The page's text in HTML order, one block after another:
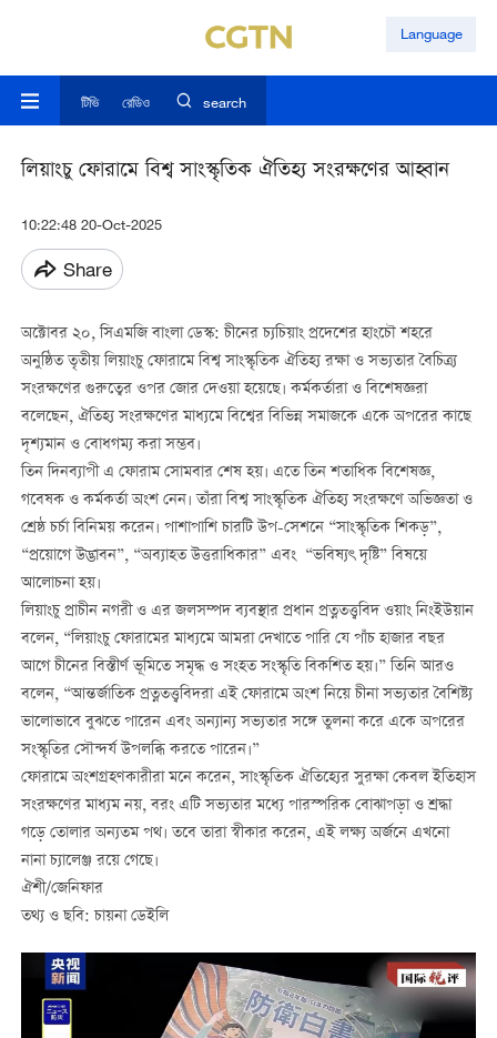
Language
টিভি রেডিও search
লিয়াংচু ফোরামে বিশ্ব সাংস্কৃতিক ঐতিহ্য সংরক্ষণের আহ্বান
10:22:48 20-Oct-2025
Share
অক্টোবর ২০, সিএমজি বাংলা ডেস্ক: চীনের চ্যচিয়াং প্রদেশের হাংচৌ শহরে
অনুষ্ঠিত তৃতীয় লিয়াংচু ফোরামে বিশ্ব সাংস্কৃতিক ঐতিহ্য রক্ষা ও সভ্যতার বৈচিত্র্য
সংরক্ষণের গুরুত্বের ওপর জোর দেওয়া হয়েছে। কর্মকর্তারা ও বিশেষজ্ঞরা
বলেছেন, ঐতিহ্য সংরক্ষণের মাধ্যমে বিশ্বের বিভিন্ন সমাজকে একে অপরের কাছে
দৃশ্যমান ও বোধগম্য করা সম্ভব।
তিন দিনব্যাপী এ ফোরাম সোমবার শেষ হয়। এতে তিন শতাধিক বিশেষজ্ঞ,
গবেষক ও কর্মকর্তা অংশ নেন। তাঁরা বিশ্ব সাংস্কৃতিক ঐতিহ্য সংরক্ষণে অভিজ্ঞতা ও
শ্রেষ্ঠ চর্চা বিনিময় করেন। পাশাপাশি চারটি উপ-সেশনে “সাংস্কৃতিক শিকড়”,
“প্রয়োগে উদ্ভাবন”, “অব্যাহত উত্তরাধিকার” এবং “ভবিষ্যৎ দৃষ্টি” বিষয়ে
আলোচনা হয়।
লিয়াংচু প্রাচীন নগরী ও এর জলসম্পদ ব্যবস্থার প্রধান প্রত্নতত্ত্ববিদ ওয়াং নিংইউয়ান
বলেন, “লিয়াংচু ফোরামের মাধ্যমে আমরা দেখাতে পারি যে পাঁচ হাজার বছর
আগে চীনের বিস্তীর্ণ ভূমিতে সমৃদ্ধ ও সংহত সংস্কৃতি বিকশিত হয়।” তিনি আরও
বলেন, “আন্তর্জাতিক প্রত্নতত্ত্ববিদরা এই ফোরামে অংশ নিয়ে চীনা সভ্যতার বৈশিষ্ট্য
ভালোভাবে বুঝতে পারেন এবং অন্যান্য সভ্যতার সঙ্গে তুলনা করে একে অপরের
সংস্কৃতির সৌন্দর্য উপলব্ধি করতে পারেন।”
ফোরামে অংশগ্রহণকারীরা মনে করেন, সাংস্কৃতিক ঐতিহ্যের সুরক্ষা কেবল ইতিহাস
সংরক্ষণের মাধ্যম নয়, বরং এটি সভ্যতার মধ্যে পারস্পরিক বোঝাপড়া ও শ্রদ্ধা
গড়ে তোলার অন্যতম পথ। তবে তারা স্বীকার করেন, এই লক্ষ্য অর্জনে এখনো
নানা চ্যালেঞ্জ রয়ে গেছে।
ঐশী/জেনিফার
তথ্য ও ছবি: চায়না ডেইলি